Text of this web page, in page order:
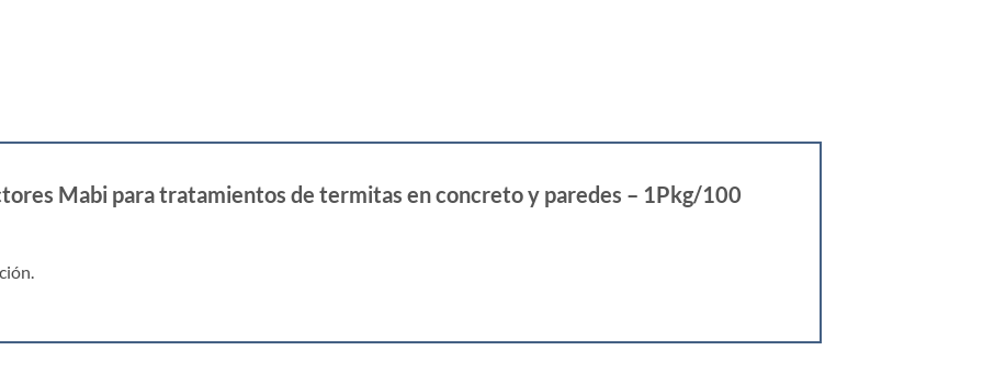
Mabi para tratamientos de termitas en concreto y paredes – 1Pkg/100